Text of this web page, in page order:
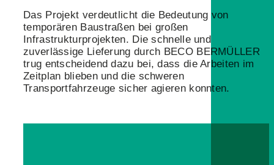
Das Projekt verdeutlicht die Bedeutung von
temporären Baustraßen bei großen
Infrastrukturprojekten. Die schnelle und
zuverlässige Lieferung durch BECO BERMÜLLER
trug entscheidend dazu bei, dass die Arbeiten im
Zeitplan blieben und die schweren
Transportfahrzeuge sicher agieren konnten.